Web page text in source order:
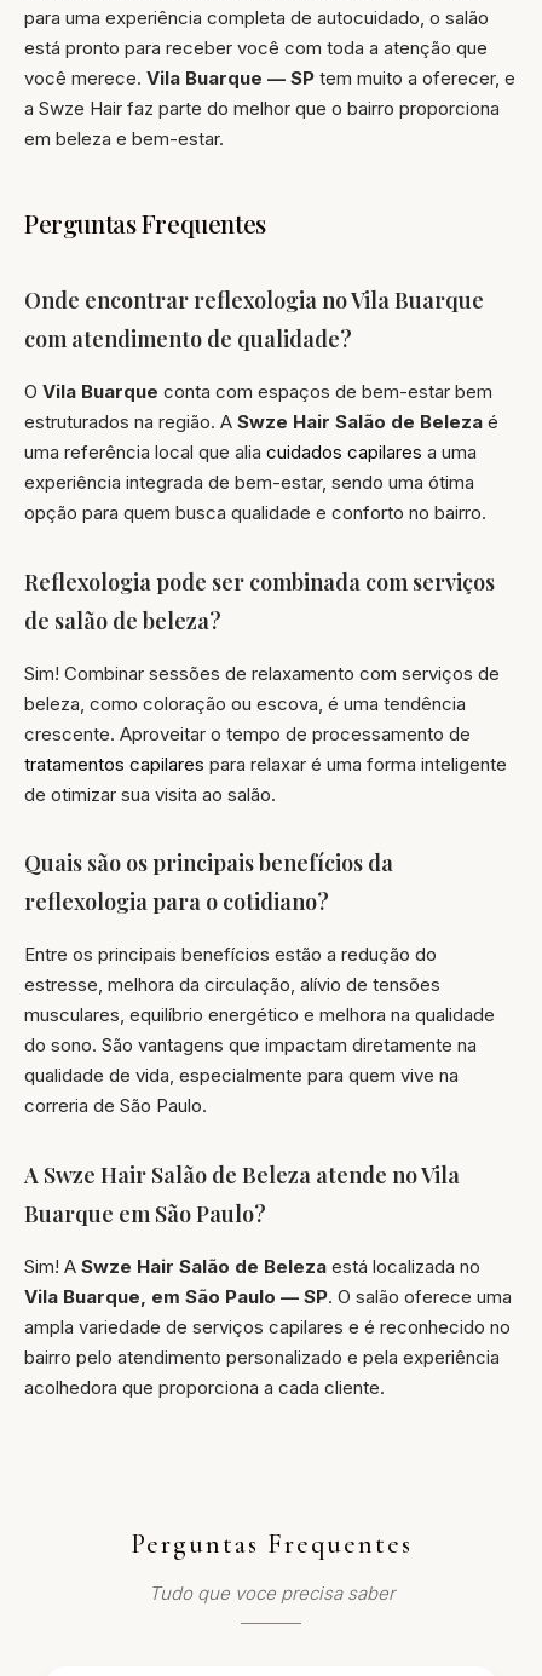
para uma experiência completa de autocuidado, o salão
está pronto para receber você com toda a atenção que
você merece. Vila Buarque — SP tem muito a oferecer, e
a Swze Hair faz parte do melhor que o bairro proporciona
em beleza e bem-estar.
Perguntas Frequentes
Onde encontrar reflexologia no Vila Buarque
com atendimento de qualidade?
O Vila Buarque conta com espaços de bem-estar bem
estruturados na região. A Swze Hair Salão de Beleza é
uma referência local que alia cuidados capilares a uma
experiência integrada de bem-estar, sendo uma ótima
opção para quem busca qualidade e conforto no bairro.
Reflexologia pode ser combinada com serviços
de salão de beleza?
Sim! Combinar sessões de relaxamento com serviços de
beleza, como coloração ou escova, é uma tendência
crescente. Aproveitar o tempo de processamento de
tratamentos capilares para relaxar é uma forma inteligente
de otimizar sua visita ao salão.
Quais são os principais benefícios da
reflexologia para o cotidiano?
Entre os principais benefícios estão a redução do
estresse, melhora da circulação, alívio de tensões
musculares, equilíbrio energético e melhora na qualidade
do sono. São vantagens que impactam diretamente na
qualidade de vida, especialmente para quem vive na
correria de São Paulo.
A Swze Hair Salão de Beleza atende no Vila
Buarque em São Paulo?
Sim! A Swze Hair Salão de Beleza está localizada no
Vila Buarque, em São Paulo — SP. O salão oferece uma
ampla variedade de serviços capilares e é reconhecido no
bairro pelo atendimento personalizado e pela experiência
acolhedora que proporciona a cada cliente.
Perguntas Frequentes
Tudo que voce precisa saber